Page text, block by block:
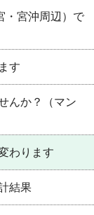
・宮沖周辺）で
す
んか？（マン
わります
結果